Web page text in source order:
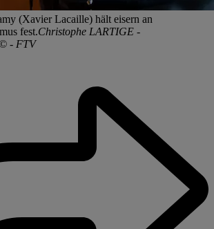
(Xavier Lacaille) hält eisern an
fest.Christophe LARTIGE -
- FTV